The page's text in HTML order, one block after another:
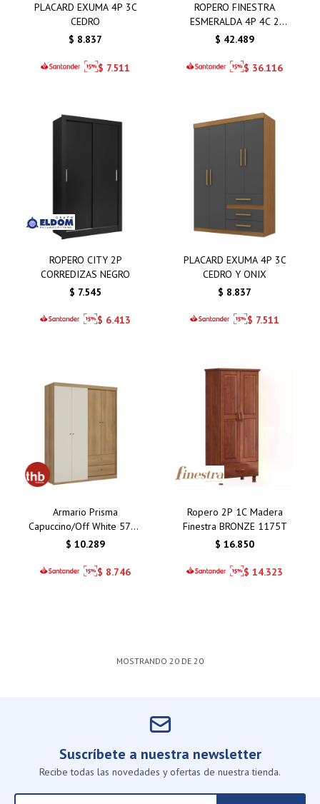
PLACARD EXUMA 4P 3C
CEDRO
$ 8.837
$ 7.511
ROPERO FINESTRA
ESMERALDA 4P 4C 2
ESPEJOS
$ 42.489
$ 36.116
ROPERO CITY 2P
CORREDIZAS NEGRO
$ 7.545
$ 6.413
PLACARD EXUMA 4P 3C
CEDRO Y ONIX
$ 8.837
$ 7.511
Armario Prisma
Capuccino/Off White 5781
4 Puertas / 2 Cajones
$ 10.289
$ 8.746
Ropero 2P 1C Madera
Finestra BRONZE 1175T
$ 16.850
$ 14.323
MOSTRANDO 20 DE 20
Suscríbete a nuestra newsletter
Recibe todas las novedades y ofertas de nuestra tienda.